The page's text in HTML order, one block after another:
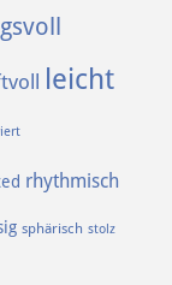
leicht
rhythmisch
sphärisch stolz